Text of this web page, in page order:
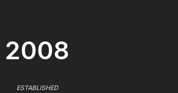
2008
ESTABLISHED